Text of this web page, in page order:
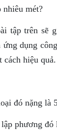
nhiêu mét?
tập trên sẽ
ứng dụng
hiệu quả.
đó nặng là
phương đó